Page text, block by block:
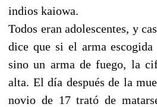
indios kaiowa.
Todos eran adolescentes, y
dice que si el arma
sino un arma de fuego, la
alta. El día después de la
novio de 17 trató de